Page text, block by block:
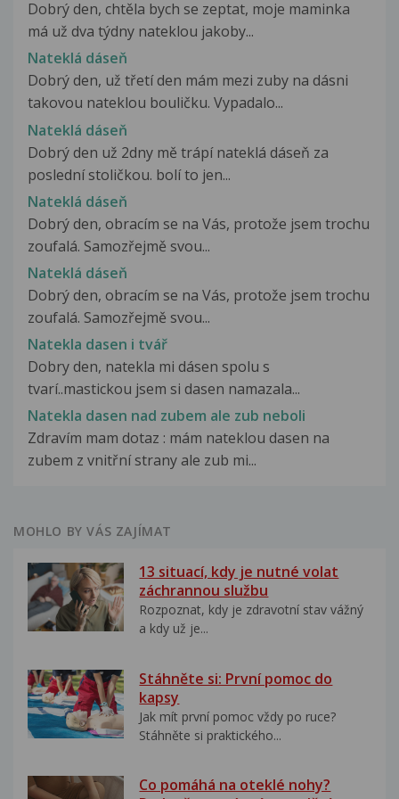
Dobrý den, chtěla bych se zeptat, moje maminka
má už dva týdny nateklou jakoby...
Nateklá dáseň
Dobrý den, už třetí den mám mezi zuby na dásni
takovou nateklou bouličku. Vypadalo...
Nateklá dáseň
Dobrý den už 2dny mě trápí nateklá dáseň za
poslední stoličkou. bolí to jen...
Nateklá dáseň
Dobrý den, obracím se na Vás, protože jsem trochu
zoufalá. Samozřejmě svou...
Nateklá dáseň
Dobrý den, obracím se na Vás, protože jsem trochu
zoufalá. Samozřejmě svou...
Natekla dasen i tvář
Dobry den, natekla mi dásen spolu s
tvarí..mastickou jsem si dasen namazala...
Natekla dasen nad zubem ale zub neboli
Zdravím mam dotaz : mám nateklou dasen na
zubem z vnitřní strany ale zub mi...
MOHLO BY VÁS ZAJÍMAT
13 situací, kdy je nutné volat
záchrannou službu
Rozpoznat, kdy je zdravotní stav vážný
a kdy už je...
Stáhněte si: První pomoc do
kapsy
Jak mít první pomoc vždy po ruce?
Stáhněte si praktického...
Co pomáhá na oteklé nohy?